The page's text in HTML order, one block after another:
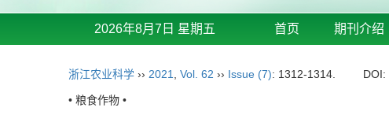
2026年8月7日 星期五 首页 期刊介绍
浙江农业科学 ›› 2021 Vol. 62 ›› Issue (7): 1312-1314. DOI:
• 粮食作物 •